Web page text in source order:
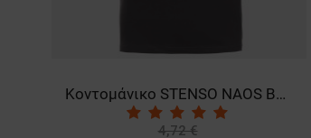
Παπούτσια ασφαλείας KASTOR BLACK LOW S1
19,02 €